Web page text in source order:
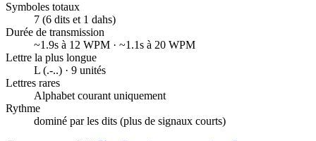
Symboles totaux
7 (6 dits et 1 dahs)
Durée de transmission
~1.9s à 12 WPM · ~1.1s à 20 WPM
Lettre la plus longue
L (.-..) · 9 unités
Lettres rares
Alphabet courant uniquement
Rythme
dominé par les dits (plus de signaux courts)